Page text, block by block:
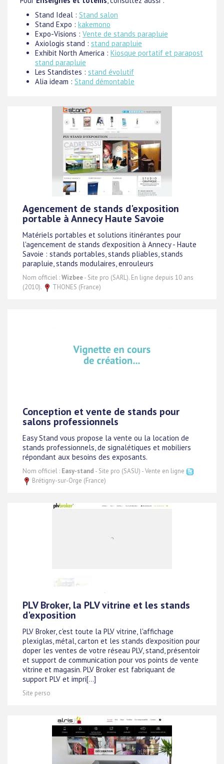
Stand Ideal : Stand salon
Stand Expo : kakemono
Expo-Visions : Vente de stands parapluie
Axiologis stand : stand parapluie
Exhibit North America : Kiosque portatif et parapost
stand parapluie
Les Standistes : stand évolutif
Alia ideam : Stand démontable
Agencement de stands d'exposition
portable à Annecy Haute Savoie
Matériels portables et solutions itinérantes pour
l'agencement de stands d'exposition à Annecy - Haute
Savoie : stands portables, stands pliables, stands
parapluie, stands modulaires, enrouleurs
Nom officiel :Wizbee- Site pro (SARL). En ligne depuis 10 ans
(2010).
THONES (France)
Conception et vente de stands pour
salons professionnels
Easy Stand vous propose la vente ou la location de
stands professionnels, de signalétiques et mobiliers
répondant aux besoins des exposants.
Nom officiel : Easy-stand - Site pro (SASU) - Vente en ligne
Brétigny-sur-Orge (France)
PLV Broker, la PLV vitrine et les stands
d'exposition
PLV Broker, c'est toute la PLV vitrine, l'affichage
plexiglas, métal, carton et les stands d'exposition pour
doper les ventes de votre réseau PLV, stand, présentoir
et support de communication pour vos points de vente
vitrine et magasin. PLV Broker est fabriquant de
support PLV et impri[...]
Site perso